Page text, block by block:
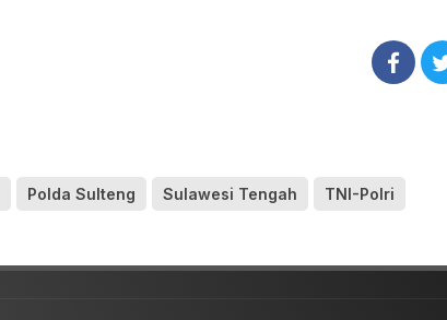
Polda Sulteng Sulawesi Tengah TNI-Polri